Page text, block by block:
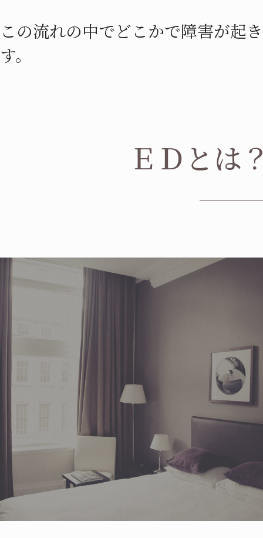
この流れの中でどこかで障害が起
す。
ＥＤとは